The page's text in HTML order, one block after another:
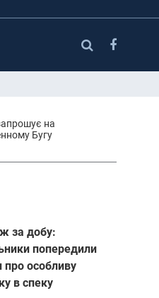
на
Бугу
за добу:
попередили
про особливу
в спеку